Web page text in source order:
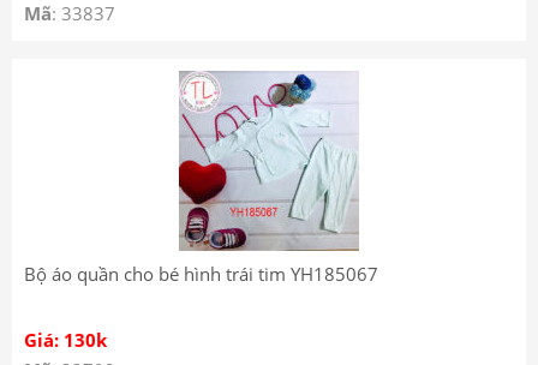
Mã: 33837
Bộ áo quần cho bé hình trái tim YH185067
Giá: 130k